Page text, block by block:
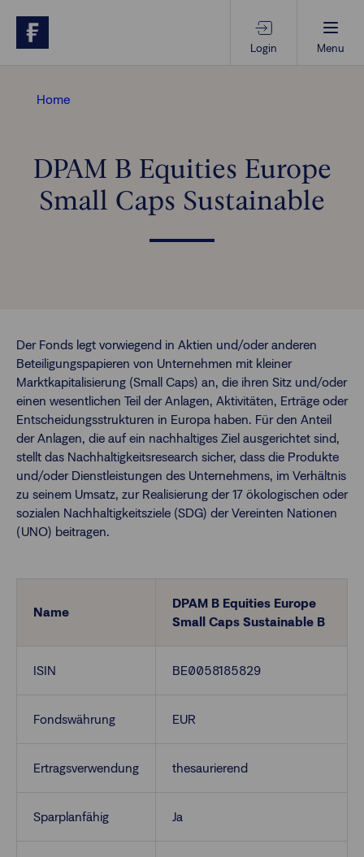
Login Menu
Beratungs-Tools
Anlagestrategien
Finanzberatende
Anlegende
Newsletter
Kontakt
Home
DPAM B Equities Europe
Small Caps Sustainable
Der Fonds legt vorwiegend in Aktien und/oder anderen
Beteiligungspapieren von Unternehmen mit kleiner
Marktkapitalisierung (Small Caps) an, die ihren Sitz und/oder
einen wesentlichen Teil der Anlagen, Aktivitäten, Erträge oder
Entscheidungsstrukturen in Europa haben. Für den Anteil
der Anlagen, die auf ein nachhaltiges Ziel ausgerichtet sind,
stellt das Nachhaltigkeitsresearch sicher, dass die Produkte
und/oder Dienstleistungen des Unternehmens, im Verhältnis
zu seinem Umsatz, zur Realisierung der 17 ökologischen oder
sozialen Nachhaltigkeitsziele (SDG) der Vereinten Nationen
(UNO) beitragen.
Name
DPAM B Equities Europe
Small Caps Sustainable B
ISIN BE0058185829
Fondswährung EUR
Ertragsverwendung thesaurierend
Sparplanfähig Ja